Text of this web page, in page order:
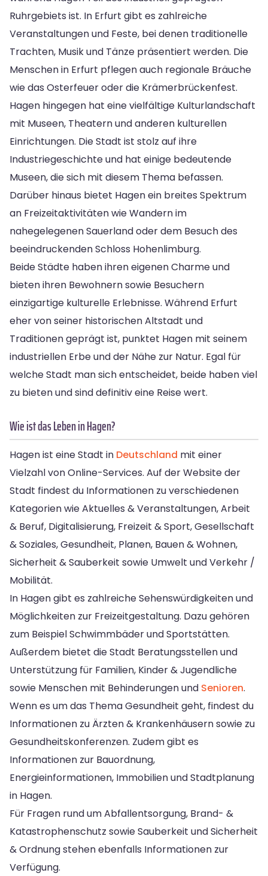
Ruhrgebiets ist. In Erfurt gibt es zahlreiche
Veranstaltungen und Feste, bei denen traditionelle
Trachten, Musik und Tänze präsentiert werden. Die
Menschen in Erfurt pflegen auch regionale Bräuche
wie das Osterfeuer oder die Krämerbrückenfest.
Hagen hingegen hat eine vielfältige Kulturlandschaft
mit Museen, Theatern und anderen kulturellen
Einrichtungen. Die Stadt ist stolz auf ihre
Industriegeschichte und hat einige bedeutende
Museen, die sich mit diesem Thema befassen.
Darüber hinaus bietet Hagen ein breites Spektrum
an Freizeitaktivitäten wie Wandern im
nahegelegenen Sauerland oder dem Besuch des
beeindruckenden Schloss Hohenlimburg.
Beide Städte haben ihren eigenen Charme und
bieten ihren Bewohnern sowie Besuchern
einzigartige kulturelle Erlebnisse. Während Erfurt
eher von seiner historischen Altstadt und
Traditionen geprägt ist, punktet Hagen mit seinem
industriellen Erbe und der Nähe zur Natur. Egal für
welche Stadt man sich entscheidet, beide haben viel
zu bieten und sind definitiv eine Reise wert.
Wie ist das Leben in Hagen?
Hagen ist eine Stadt in Deutschland mit einer
Vielzahl von Online-Services. Auf der Website der
Stadt findest du Informationen zu verschiedenen
Kategorien wie Aktuelles & Veranstaltungen, Arbeit
& Beruf, Digitalisierung, Freizeit & Sport, Gesellschaft
& Soziales, Gesundheit, Planen, Bauen & Wohnen,
Sicherheit & Sauberkeit sowie Umwelt und Verkehr /
Mobilität.
In Hagen gibt es zahlreiche Sehenswürdigkeiten und
Möglichkeiten zur Freizeitgestaltung. Dazu gehören
zum Beispiel Schwimmbäder und Sportstätten.
Außerdem bietet die Stadt Beratungsstellen und
Unterstützung für Familien, Kinder & Jugendliche
sowie Menschen mit Behinderungen und Senioren.
Wenn es um das Thema Gesundheit geht, findest du
Informationen zu Ärzten & Krankenhäusern sowie zu
Gesundheitskonferenzen. Zudem gibt es
Informationen zur Bauordnung,
Energieinformationen, Immobilien und Stadtplanung
in Hagen.
Für Fragen rund um Abfallentsorgung, Brand- &
Katastrophenschutz sowie Sauberkeit und Sicherheit
& Ordnung stehen ebenfalls Informationen zur
Verfügung.